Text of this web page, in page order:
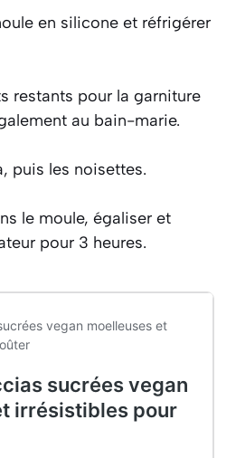
en silicone et réfrigérer
restants pour la garniture
au bain-marie.
puis les noisettes.
le moule, égaliser et
pour 3 heures.